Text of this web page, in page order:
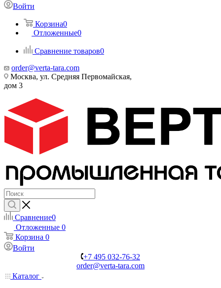
Войти
Корзина0
Отложенные0
Сравнение товаров0
order@verta-tara.com
Москва, ул. Средняя Первомайская,
дом 3
Сравнение0
Отложенные 0
Корзина 0
Войти
+7 495 032-76-32
order@verta-tara.com
Каталог